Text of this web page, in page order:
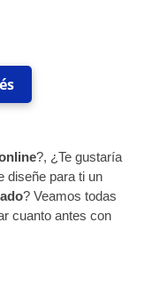
?, ¿Te gustaría
diseñe para ti un
? Veamos todas
cuanto antes con